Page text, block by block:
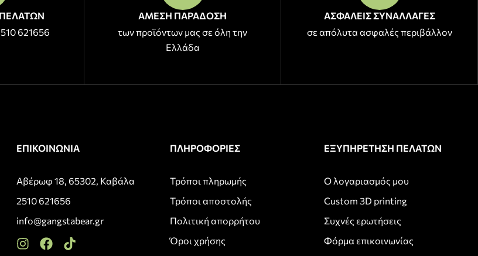
621656
ΑΜΕΣΗ ΠΑΡΑΔΟΣΗ
των προϊόντων μας σε όλη την
Ελλάδα
ΑΣΦΑΛΕΙΣ ΣΥΝΑΛΛΑΓΕΣ
σε απόλυτα ασφαλές περιβάλλον
ΕΠΙΚΟΙΝΩΝΙΑ
Αβέρωφ 18, 65302, Καβάλα
2510 621656
info@gangstabear.gr
ΠΛΗΡΟΦΟΡΙΕΣ
Τρόποι πληρωμής
Τρόποι αποστολής
Πολιτική απορρήτου
Όροι χρήσης
ΕΞΥΠΗΡΕΤΗΣΗ ΠΕΛΑΤΩΝ
Ο λογαριασμός μου
Custom 3D printing
Συχνές ερωτήσεις
Φόρμα επικοινωνίας